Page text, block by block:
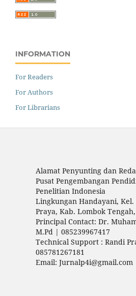
INFORMATION
For Readers
For Authors
For Librarians
Alamat Penyunting dan
Pusat Pengembangan
Penelitian Indonesia
Lingkungan Handayani, Kel.
Praya, Kab. Lombok
Principal Contact: Dr.
M.Pd | 085239967417
Technical Support : Randi
085781267181
Email: Jurnalp4i@gmail.com